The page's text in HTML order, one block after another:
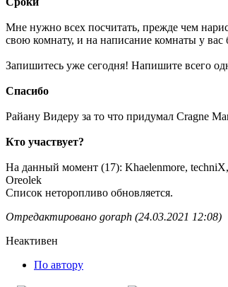
Мне нужно всех посчитать, прежде чем
свою комнату, и на написание комнаты у вас
Запишитесь уже сегодня! Напишите всего
Спасибо
Райану Видеру за то что придумал Cragne
Кто участвует?
На данный момент (17): Khaelenmore,
Oreolek
Список неторопливо обновляется.
Отредактировано goraph (24.03.2021 12:08)
Неактивен
По автору